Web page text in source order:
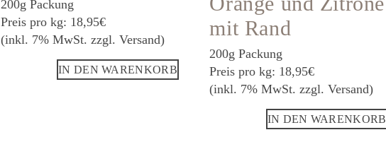
200g Packung
Preis pro kg: 18,95€
(inkl. 7% MwSt. zzgl. Versand)
IN DEN WARENKORB
mit Rand
200g Packung
Preis pro kg: 18,95€
(inkl. 7% MwSt. zzgl. Versand)
IN DEN WARENKORB